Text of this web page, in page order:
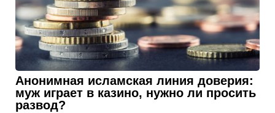
Анонимная исламская линия доверия:
муж играет в казино, нужно ли просить
развод?